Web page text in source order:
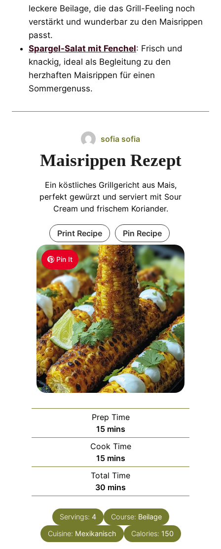
leckere Beilage, die das Grill-Feeling noch
verstärkt und wunderbar zu den Maisrippen
passt.
Spargel-Salat mit Fenchel: Frisch und
knackig, ideal als Begleitung zu den
herzhaften Maisrippen für einen
Sommergenuss.
Pin It
sofia sofia
Maisrippen Rezept
Ein köstliches Grillgericht aus Mais,
perfekt gewürzt und serviert mit Sour
Cream und frischem Koriander.
Print Recipe Pin Recipe
Prep Time
15m
i
n
u
t
e
s
mins
Cook Time
15m
i
n
u
e
s
mins
Total Time
30 m
i
n
u
t
mins
Servings: 4 Course: Beilage
Cuisine: Mexikanisch Calories: 150